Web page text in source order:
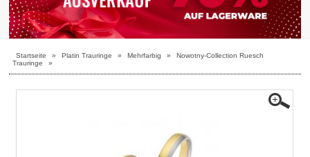
Startseite » Platin Trauringe » Mehrfarbig »
Nowotny-Collection Ruesch
Trauringe
»